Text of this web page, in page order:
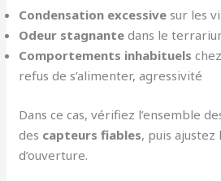
Condensation excessive sur les
Odeur stagnante dans le
Comportements inhabituels
refus de s’alimenter, agressivité
Dans ce cas, vérifiez l’ensemble
des capteurs fiables, puis ajustez
d’ouverture.